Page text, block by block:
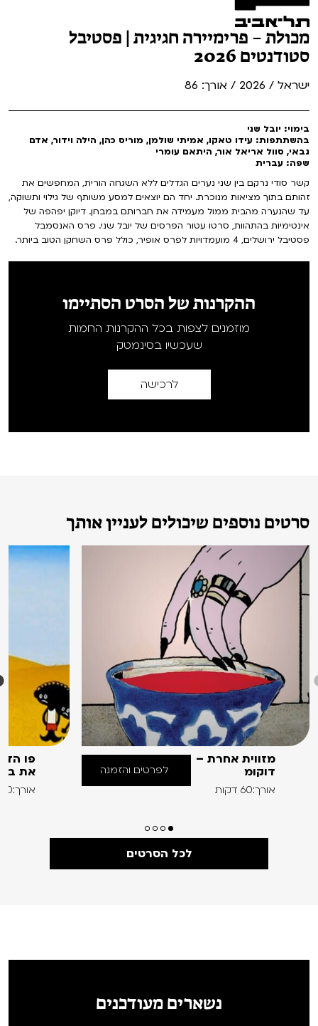
מכולת – פרימיירה חגיגית | פסטיבל
סטודנטים 2026
ישראל / 2026 / אורך: 86
בימוי: יובל שני
בהשתתפות: עידו טאקו, אמיתי שולמן, מוריס כהן, הילה וידור, אדם
גבאי, סוול אריאל אור, היתאם עומרי
שפה: עברית
קשר סודי נרקם בין שני נערים הגדלים ללא השגחה הורית, המחפשים את
זהותם בתוך מציאות מנוכרת. יחד הם יוצאים למסע משותף של גילוי ותשוקה,
עד שהנערה מהבית ממול מעמידה את חברותם במבחן. דיוקן יפהפה של
אינטימיות בהתהוות, סרטו עטור הפרסים של יובל שני. פרס האנסמבל
פסטיבל ירושלים, 4 מועמדויות לפרס אופיר, כולל פרס השחקן הטוב ביותר.
ההקרנות של הסרט הסתיימו
מוזמנים לצפות בכל ההקרנות החמות
שעכשיו בסינמטק
לרכישה
סרטים נוספים שיכולים לעניין אותך
מזווית אחרת –
דוקומ
אורך:60 דקות
לפרטים והזמנה
פו
את
אורך:60 דקות
לכל הסרטים
נשארים מעודכנים